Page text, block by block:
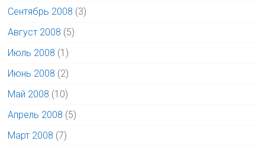
Сентябрь 2008 (3)
Август 2008 (5)
Июль 2008 (1)
Июнь 2008 (2)
Май 2008 (10)
Апрель 2008 (5)
Март 2008 (7)